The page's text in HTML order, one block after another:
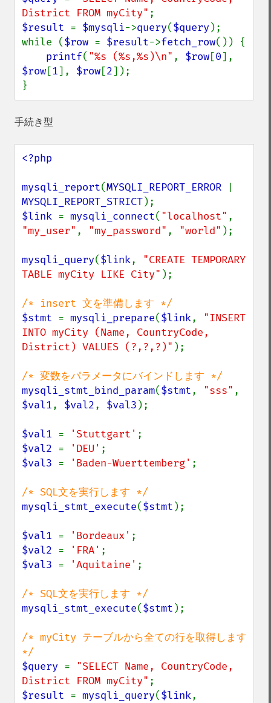
District FROM myCity"
$result = $mysqli->query($query);
while ($row = $result->fetch_row()) {
printf( "%s (%s,%s)\n" , $row[0
$row[1], $row[2]);
}
手続き型
<?php
mysqli_report(MYSQLI_REPORT_ERROR
MYSQLI_REPORT_STRICT
$link = mysqli_connect( "localhost"
"my_user" , "my_password" , "world" );
mysqli_query($link, "CREATE TEMPORARY
TABLE myCity LIKE City" );
$stmt = mysqli_prepare($link, "INSERT
INTO myCity (Name, CountryCode,
District) VALUES (?,?,?)" );
mysqli_stmt_bind_param($stmt, "sss"
$val1, $val2, $val3 );
$val1 = 'Stuttgart'
$val2 = 'DEU'
$val3 = 'Baden-Wuerttemberg' ;
mysqli_stmt_execute($stmt );
$val1 = 'Bordeaux'
$val2 = 'FRA'
$val3 = 'Aquitaine' ;
mysqli_stmt_execute($stmt );
/* myCity テーブルから全ての行を取得します
$query = "SELECT Name, CountryCode,
District FROM myCity"
$result = mysqli_query($link